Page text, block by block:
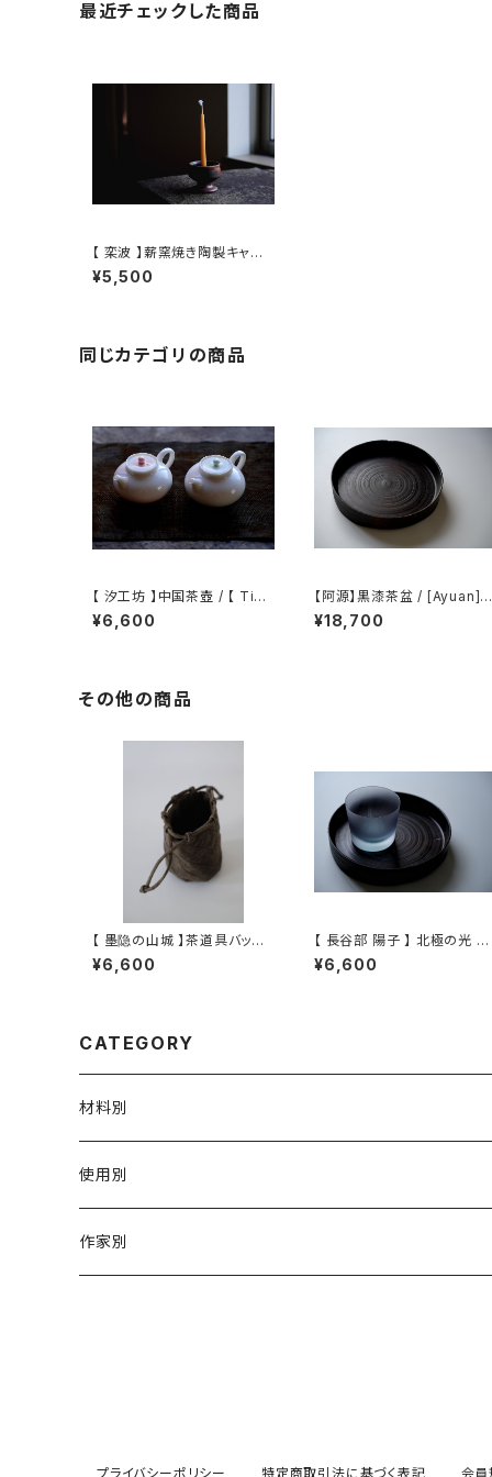
最近チェックした商品
【 栾波 】薪窯焼き陶製キャン
ドルホルダー/ 【Bo Luan】W
ood-Fired Ceramic Cand
¥5,500
同じカテゴリの商品
【 汐工坊 】中国茶壺 / 【 Tida
l Atelier 】Chinese teapot
¥6,600
【阿源】黒漆茶盆 / [Ayuan] B
lack Lacquer Tea Tray
¥18,700
その他の商品
【 墨隐の山城 】茶道具バッグ /
Tea Utensil Bag
¥6,600
【 長谷部 陽子 】 北極の光 ロ
ックグラス / 【 Yoko Haseb
e 】Whisky Tumbler
¥6,600
CATEGORY
材料別
陶磁器
ガラス
使用別
茶壺 急须 土瓶
作家別
プライバシーポリシー 特定商取引法に基づく表記 会